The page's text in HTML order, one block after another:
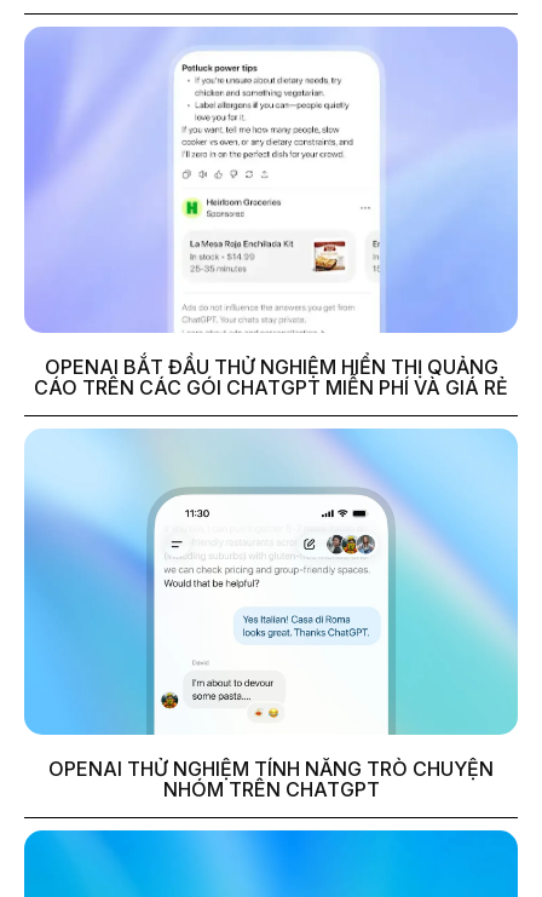
OPENAI BẮT ĐẦU THỬ NGHIỆM HIỂN THỊ QUẢNG
CÁO TRÊN CÁC GÓI CHATGPT MIỄN PHÍ VÀ GIÁ RẺ
OPENAI THỬ NGHIỆM TÍNH NĂNG TRÒ CHUYỆN
NHÓM TRÊN CHATGPT